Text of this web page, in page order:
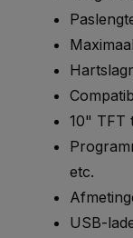
10" TFT
etc.
USB-